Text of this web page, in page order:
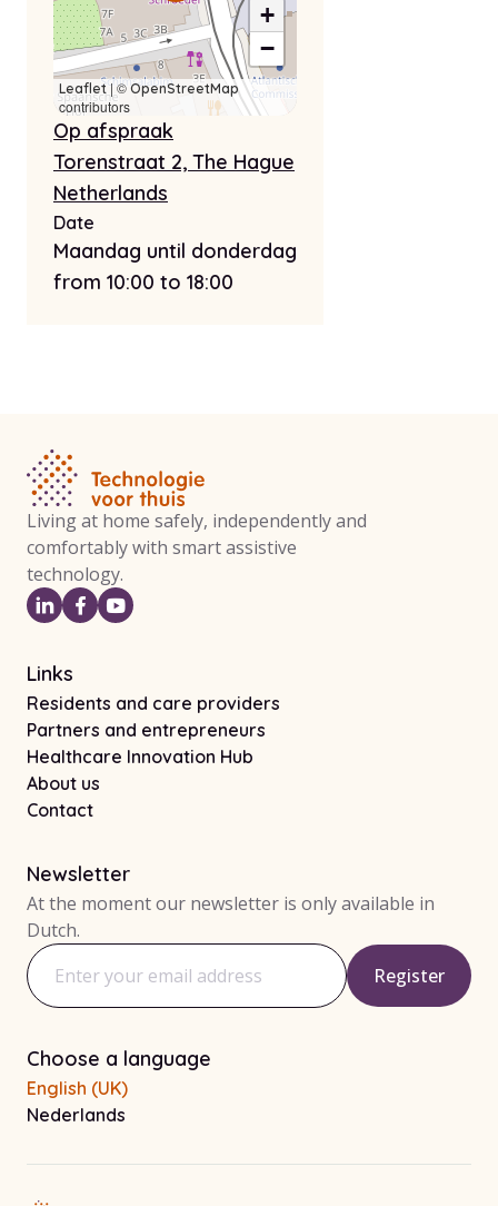
+
−
Leaflet| ©OpenStreetMap
contributors
Op afspraak
Torenstraat 2, The Hague
Netherlands
Date
Maandag until donderdag
from 10:00 to 18:00
Living at home safely, independently and
comfortably with smart assistive
technology.
Links
Residents and care providers
Partners and entrepreneurs
Healthcare Innovation Hub
About us
Contact
Newsletter
At the moment our newsletter is only available in
Dutch.
Email address Register
Choose a language
English (UK)
Nederlands